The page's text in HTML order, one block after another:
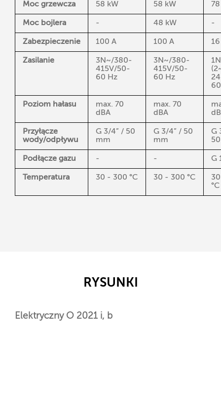
Moc grzewcza 58 kW 58 kW
Moc bojlera - 48 kW -
Zabezpieczenie 100 A 100 A
Zasilanie
3N~/380-
415V/50-
60 Hz
3N~/380-
415V/50-
60 Hz
Poziom hałasu
max. 70
dBA
max. 70
dBA
Przyłącze
wody/odpływu
G 3/4” / 50
mm
G 3/4” / 50
mm
G
Podłącze gazu - - G
Temperatura 30 - 300 °C 30 - 300 °C
°C
RYSUNKI
Elektryczny O 2021 i, b